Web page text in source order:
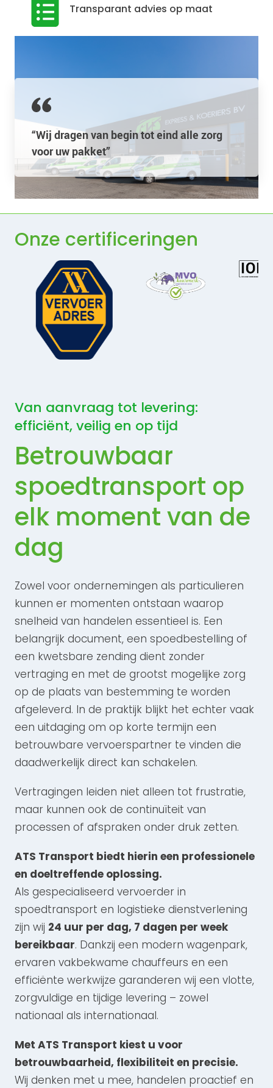
Transparant advies op maat
“Wij dragen van begin tot eind alle zorg
voor uw pakket”
Onze certificeringen
Van aanvraag tot levering:
efficiënt, veilig en op tijd
Betrouwbaar
spoedtransport op
elk moment van de
dag
Zowel voor ondernemingen als particulieren
kunnen er momenten ontstaan waarop
snelheid van handelen essentieel is. Een
belangrijk document, een spoedbestelling of
een kwetsbare zending dient zonder
vertraging en met de grootst mogelijke zorg
op de plaats van bestemming te worden
afgeleverd. In de praktijk blijkt het echter vaak
een uitdaging om op korte termijn een
betrouwbare vervoerspartner te vinden die
daadwerkelijk direct kan schakelen.
Vertragingen leiden niet alleen tot frustratie,
maar kunnen ook de continuïteit van
processen of afspraken onder druk zetten.
ATS Transport biedt hierin een professionele
en doeltreffende oplossing.
Als gespecialiseerd vervoerder in
spoedtransport en logistieke dienstverlening
zijn wij 24 uur per dag, 7 dagen per week
bereikbaar. Dankzij een modern wagenpark,
ervaren vakbekwame chauffeurs en een
efficiënte werkwijze garanderen wij een vlotte,
zorgvuldige en tijdige levering – zowel
nationaal als internationaal.
Met ATS Transport kiest u voor
betrouwbaarheid, flexibiliteit en precisie.
Wij denken met u mee, handelen proactief en